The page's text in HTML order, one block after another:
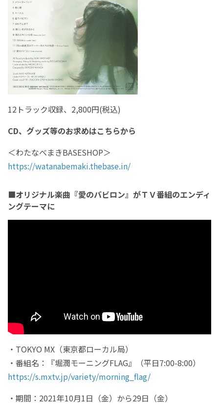
12トラック収録、2,800円(税込)
CD、グッズ等のお求めはこちらから
＜わたなべまきBASESHOP＞
https://watanabemaki.thebase.in/
■オリジナル楽曲『愛のバビロン』がＴＶ番組のエンディ
ングテーマに
・TOKYO MX（東京都ローカル局）
・番組名：『堀潤モーニングFLAG』（平日7:00-8:00）
https://s.mxtv.jp/variety/morning_flag/
・期間：2021年10月1日（金）から29日（金）